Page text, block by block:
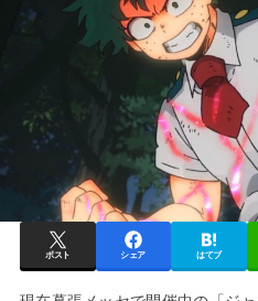
ポスト シェア はてブ